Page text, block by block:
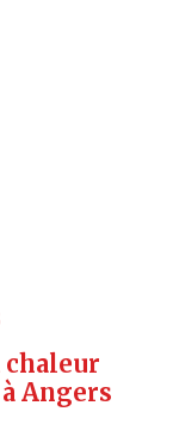
chaleur
Angers